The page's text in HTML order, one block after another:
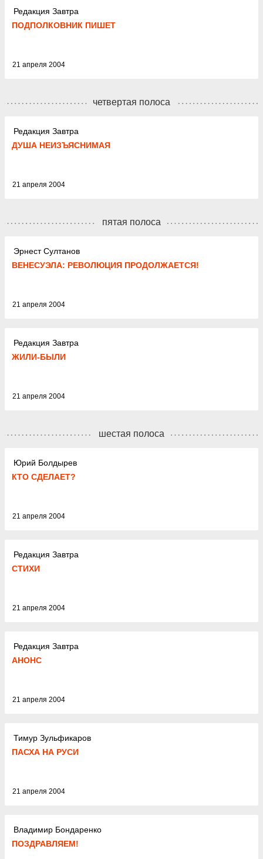
Редакция Завтра
ПОДПОЛКОВНИК ПИШЕТ
21 апреля 2004
четвертая полоса
Редакция Завтра
ДУША НЕИЗЪЯСНИМАЯ
21 апреля 2004
пятая полоса
Эрнест Султанов
ВЕНЕСУЭЛА: РЕВОЛЮЦИЯ ПРОДОЛЖАЕТСЯ!
21 апреля 2004
Редакция Завтра
ЖИЛИ-БЫЛИ
21 апреля 2004
шестая полоса
Юрий Болдырев
КТО СДЕЛАЕТ?
21 апреля 2004
Редакция Завтра
СТИХИ
21 апреля 2004
Редакция Завтра
АНОНС
21 апреля 2004
Тимур Зульфикаров
ПАСХА НА РУСИ
21 апреля 2004
Владимир Бондаренко
ПОЗДРАВЛЯЕМ!